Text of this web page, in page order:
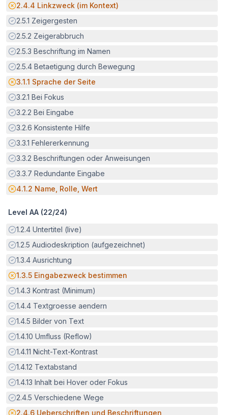
Potenzielle Barriere:
2.4.4 Linkzweck (im Kontext)
Erfüllt:
2.5.1 Zeigergesten
Erfüllt:
2.5.2 Zeigerabbruch
Erfüllt:
2.5.3 Beschriftung im Namen
Erfüllt:
2.5.4 Betaetigung durch Bewegung
Potenzielle Barriere:
3.1.1 Sprache der Seite
Erfüllt:
3.2.1 Bei Fokus
Erfüllt:
3.2.2 Bei Eingabe
Erfüllt:
3.2.6 Konsistente Hilfe
Erfüllt:
3.3.1 Fehlererkennung
Erfüllt:
3.3.2 Beschriftungen oder Anweisungen
Erfüllt:
3.3.7 Redundante Eingabe
Potenzielle Barriere:
4.1.2 Name, Rolle, Wert
Level AA (22/24)
Erfüllt:
1.2.4 Untertitel (live)
Erfüllt:
1.2.5 Audiodeskription (aufgezeichnet)
Erfüllt:
1.3.4 Ausrichtung
Potenzielle Barriere:
1.3.5 Eingabezweck bestimmen
Erfüllt:
1.4.3 Kontrast (Minimum)
Erfüllt:
1.4.4 Textgroesse aendern
Erfüllt:
1.4.5 Bilder von Text
Erfüllt:
1.4.10 Umfluss (Reflow)
Erfüllt:
1.4.11 Nicht-Text-Kontrast
Erfüllt:
1.4.12 Textabstand
Erfüllt:
1.4.13 Inhalt bei Hover oder Fokus
Erfüllt:
2.4.5 Verschiedene Wege
Potenzielle Barriere:
2.4.6 Ueberschriften und Beschriftungen